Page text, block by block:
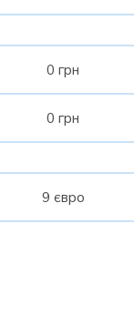
0 грн
0 грн
9 євро